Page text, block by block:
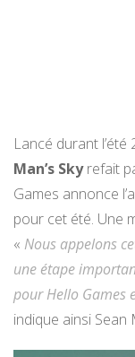
Lancé durant l’été
Man’s Skyrefait
Games annonce
pour cet été. Une
« Nous appelons
une étape
pour Hello Games
indique ainsi Sean